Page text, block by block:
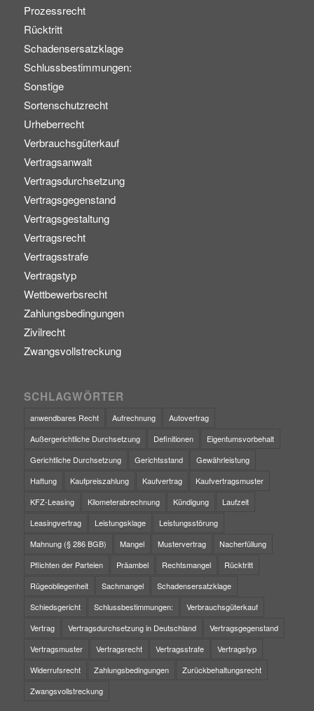
Prozessrecht
Rücktritt
Schadensersatzklage
Schlussbestimmungen:
Sonstige
Sortenschutzrecht
Urheberrecht
Verbrauchsgüterkauf
Vertragsanwalt
Vertragsdurchsetzung
Vertragsgegenstand
Vertragsgestaltung
Vertragsrecht
Vertragsstrafe
Vertragstyp
Wettbewerbsrecht
Zahlungsbedingungen
Zivilrecht
Zwangsvollstreckung
SCHLAGWÖRTER
anwendbares Recht Aufrechnung
Autovertrag
Außergerichtliche Durchsetzung
Definitionen
Eigentumsvorbehalt
Gerichtliche Durchsetzung
Gerichtsstand
Gewährleistung
Haftung
Kaufpreiszahlung Kaufvertrag
Kaufvertragsmuster
KFZ-Leasing
Kilometerabrechnung Kündigung
Laufzeit
Leasingvertrag
Leistungsklage
Leistungsstörung
Mahnung (§ 286 BGB)
Mangel Mustervertrag
Nacherfüllung
Pflichten der Parteien
Präambel Rechtsmangel
Rücktritt
Rügeobliegenheit
Sachmangel
Schadensersatzklage
Schiedsgericht
Schlussbestimmungen:
Verbrauchsgüterkauf
Vertrag
Vertragsdurchsetzung in Deutschland
Vertragsgegenstand
Vertragsmuster
Vertragsrecht Vertragsstrafe
Vertragstyp
Widerrufsrecht
Zahlungsbedingungen
Zurückbehaltungsrecht
Zwangsvollstreckung